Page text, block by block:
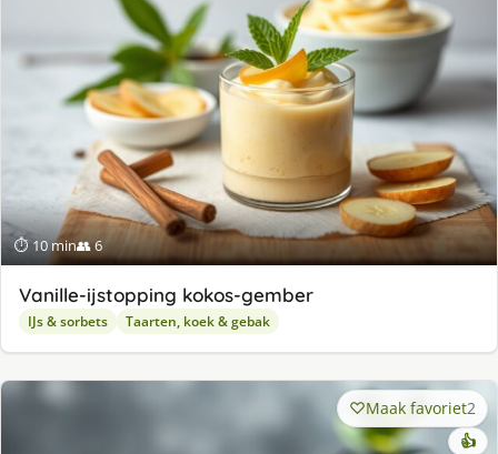
⏱ 10 min👥 6
Va­nil­le-ijstop­ping ko­kos-gem­ber
IJs & sorbets Taarten, koek & gebak
Maak favoriet2
👍